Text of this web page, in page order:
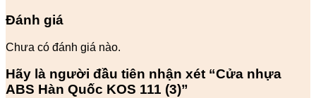
Đánh giá
Chưa có đánh giá nào.
Hãy là người đầu tiên nhận xét “Cửa nhựa
ABS Hàn Quốc KOS 111 (3)”